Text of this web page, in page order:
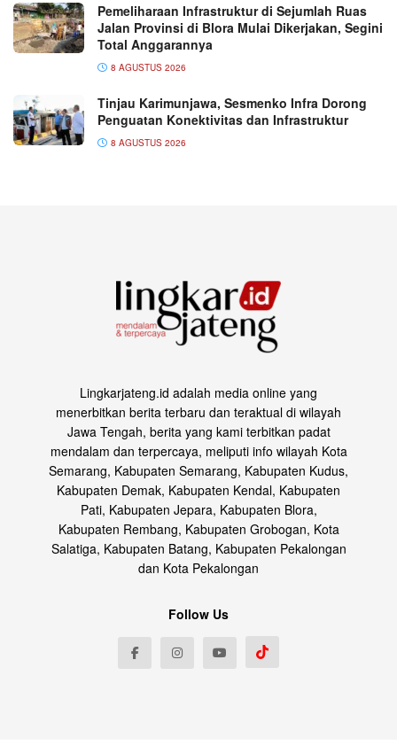
Pemeliharaan Infrastruktur di Sejumlah Ruas
Jalan Provinsi di Blora Mulai Dikerjakan, Segini
Total Anggarannya
8 AGUSTUS 2026
Tinjau Karimunjawa, Sesmenko Infra Dorong
Penguatan Konektivitas dan Infrastruktur
8 AGUSTUS 2026
Lingkarjateng.id adalah media online yang
menerbitkan berita terbaru dan teraktual di wilayah
Jawa Tengah, berita yang kami terbitkan padat
mendalam dan terpercaya, meliputi info wilayah Kota
Semarang, Kabupaten Semarang, Kabupaten Kudus,
Kabupaten Demak, Kabupaten Kendal, Kabupaten
Pati, Kabupaten Jepara, Kabupaten Blora,
Kabupaten Rembang, Kabupaten Grobogan, Kota
Salatiga, Kabupaten Batang, Kabupaten Pekalongan
dan Kota Pekalongan
Follow Us